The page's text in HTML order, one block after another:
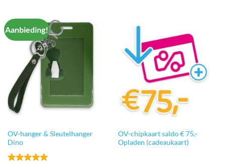
Aanbieding!
OV-hanger & Sleutelhanger
Dino
OV-chipkaart saldo € 75,-
Opladen (cadeaukaart)